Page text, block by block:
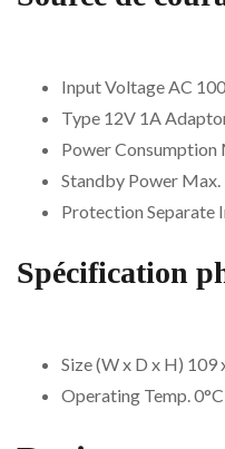
Input Voltage AC
Type 12V 1A
Power Consumption
Standby Power Max.
Protection Separate
Spécification
Size (W x D x H) 109
Operating Temp.